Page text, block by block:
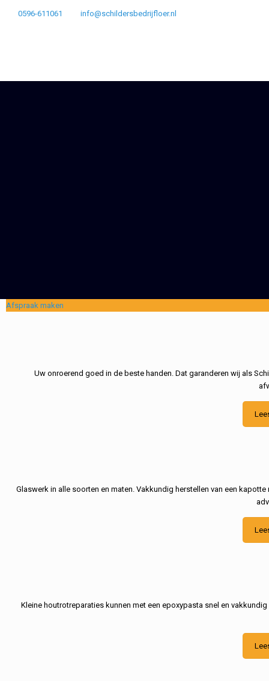
0596-611061 info@schildersbedrijfloer.nl
Afspraak maken
Uw onroerend goed in de beste handen. Dat garanderen wij als
Glaswerk in alle soorten en maten. Vakkundig herstellen van een
Kleine houtrotreparaties kunnen met een epoxypasta snel en